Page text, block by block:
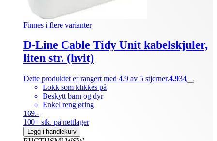
Finnes i flere varianter
D-Line Cable Tidy Unit kabelskjuler,
liten str. (hvit)
Dette produktet er rangert med 4.9 av 5 stjerner.4.934
Lokk som klikkes på
Beskytt barn og dyr
Enkel rengjøring
169.-
100+ stk. på nettlager
Legg i handlekurv